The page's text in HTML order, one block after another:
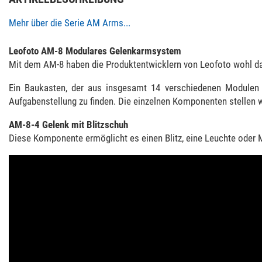
Mehr über die Serie AM Arms...
Leofoto AM-8 Modulares Gelenkarmsystem
Mit dem AM-8 haben die Produktentwicklern von Leofoto wohl
Ein Baukasten, der aus insgesamt 14 verschiedenen
Aufgabenstellung zu finden. Die einzelnen Komponenten stellen
AM-8-4 Gelenk mit Blitzschuh
Diese Komponente ermöglicht es einen Blitz, eine Leuchte